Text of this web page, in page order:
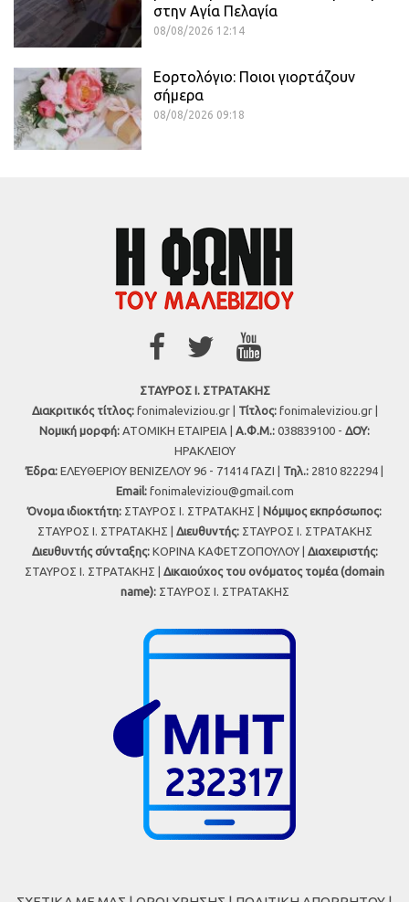
στην Αγία Πελαγία
08/08/2026 12:14
Εορτολόγιο: Ποιοι γιορτάζουν
σήμερα
08/08/2026 09:18
ΣΤΑΥΡΟΣ Ι. ΣΤΡΑΤΑΚΗΣ
Διακριτικός τίτλος:fonimaleviziou.gr | Τίτλος:fonimaleviziou.gr |
Νομική μορφή: ΑΤΟΜΙΚΗ ΕΤΑΙΡΕΙΑ | Α.Φ.Μ.: 038839100 - ΔΟΥ:
ΗΡΑΚΛΕΙΟΥ
Έδρα: ΕΛΕΥΘΕΡΙΟΥ ΒΕΝΙΖΕΛΟΥ 96 - 71414 ΓΑΖΙ | Τηλ.: 2810 822294 |
Εmail: fonimaleviziou@gmail.com
Όνομα ιδιοκτήτη: ΣΤΑΥΡΟΣ Ι. ΣΤΡΑΤΑΚΗΣ | Νόμιμος εκπρόσωπος:
ΣΤΑΥΡΟΣ Ι. ΣΤΡΑΤΑΚΗΣ | Διευθυντής:ΣΤΑΥΡΟΣ Ι. ΣΤΡΑΤΑΚΗΣ
Διευθυντής σύνταξης:ΚΟΡΙΝΑ ΚΑΦΕΤΖΟΠΟΥΛΟΥ | Διαχειριστής:
ΣΤΑΥΡΟΣ Ι. ΣΤΡΑΤΑΚΗΣ | Δικαιούχος του ονόματος τομέα (domain
name):ΣΤΑΥΡΟΣ Ι. ΣΤΡΑΤΑΚΗΣ